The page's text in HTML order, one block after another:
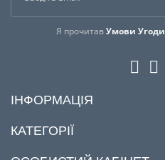
Я прочитавУмови Угоди
ІНФОРМАЦІЯ
КАТЕГОРІЇ